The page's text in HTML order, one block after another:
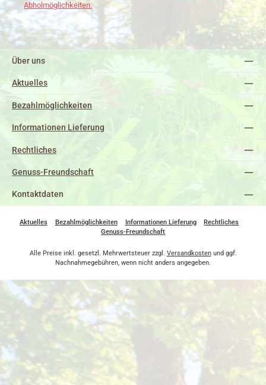
Abholmöglichkeiten.
Über uns
Aktuelles
Bezahlmöglichkeiten
Informationen Lieferung
Rechtliches
Genuss-Freundschaft
Kontaktdaten
Aktuelles Bezahlmöglichkeiten Informationen Lieferung
Rechtliches
Genuss-Freundschaft
Alle Preise inkl. gesetzl. Mehrwertsteuer zzgl. Versandkostenund ggf.
Nachnahmegebühren, wenn nicht anders angegeben.